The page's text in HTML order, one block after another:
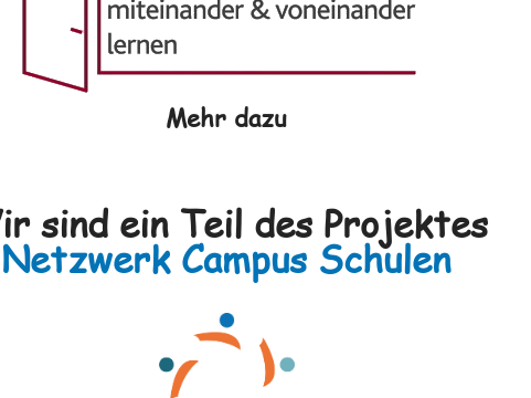
Mehr dazu
sind ein Teil des Projektes
Netzwerk Campus Schulen